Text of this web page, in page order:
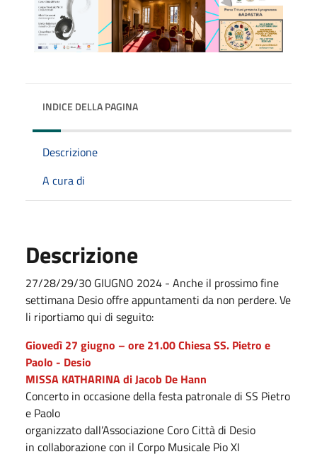
INDICE DELLA PAGINA
Descrizione
A cura di
Descrizione
27/28/29/30 GIUGNO 2024 - Anche il prossimo fine
settimana Desio offre appuntamenti da non perdere. Ve
li riportiamo qui di seguito:
Giovedì 27 giugno – ore 21.00Chiesa SS. Pietro e
Paolo - Desio
MISSA KATHARINA di Jacob De Hann
Concerto in occasione della festa patronale di SS Pietro
e Paolo
organizzato dall’Associazione Coro Città di Desio
in collaborazione con il Corpo Musicale Pio XI